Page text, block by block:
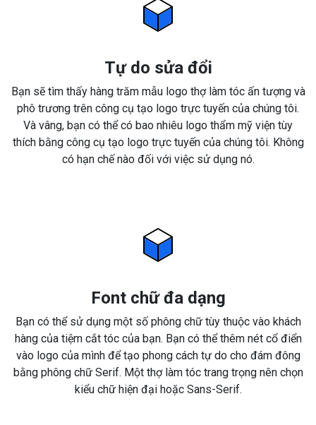
Tự do sửa đổi
Bạn sẽ tìm thấy hàng trăm mẫu logo thợ làm tóc ấn tượng và
phô trương trên công cụ tạo logo trực tuyến của chúng tôi.
Và vâng, bạn có thể có bao nhiêu logo thẩm mỹ viện tùy
thích bằng công cụ tạo logo trực tuyến của chúng tôi. Không
có hạn chế nào đối với việc sử dụng nó.
Font chữ đa dạng
Bạn có thể sử dụng một số phông chữ tùy thuộc vào khách
hàng của tiệm cắt tóc của bạn. Bạn có thể thêm nét cổ điển
vào logo của mình để tạo phong cách tự do cho đám đông
bằng phông chữ Serif. Một thợ làm tóc trang trọng nên chọn
kiểu chữ hiện đại hoặc Sans-Serif.